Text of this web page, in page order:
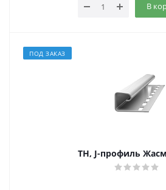
В
ПОД ЗАКАЗ
ТН, J-профиль